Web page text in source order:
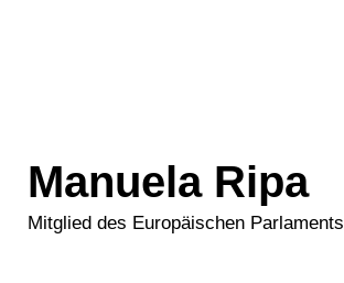
Manuela Ripa
Mitglied des Europäischen Parlaments